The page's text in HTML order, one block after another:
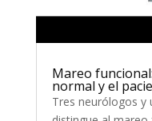
Mareo
normal y el
Tres neurólogos y